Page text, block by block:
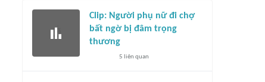
Clip: Người phụ nữ đi chợ
bất ngờ bị đâm trọng
thương
5 liên quan